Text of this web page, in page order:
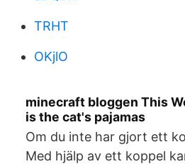
TRHT
OKjlO
minecraft bloggen This
is the cat's pajamas
Om du inte har gjort ett
Med hjälp av ett koppel